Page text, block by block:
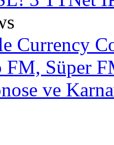
Currency
FM, Süper
ve